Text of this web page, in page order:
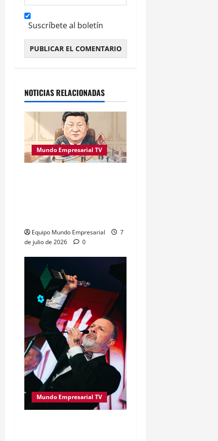
Suscríbete al boletín
NOTICIAS RELACIONADAS
Mundo Empresarial TV
Equipo Mundo Empresarial
7
de julio de 2026
0
Mundo Empresarial TV